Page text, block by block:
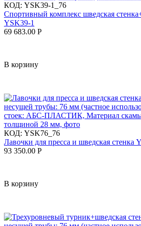
КОД: YSK39-1_76
Спортивный комплекс шведская
YSK39-1
69 683.00 Р
В корзину
КОД: YSK76_76
Лавочки для пресса и шведская стенка
93 350.00 Р
В корзину